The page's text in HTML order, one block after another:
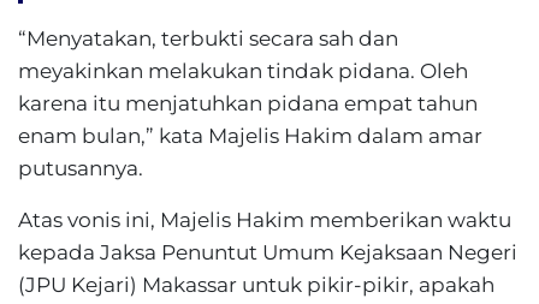
“Menyatakan, terbukti secara sah dan
meyakinkan melakukan tindak pidana. Oleh
karena itu menjatuhkan pidana empat tahun
enam bulan,” kata Majelis Hakim dalam amar
putusannya.
Atas vonis ini, Majelis Hakim memberikan waktu
kepada Jaksa Penuntut Umum Kejaksaan Negeri
(JPU Kejari) Makassar untuk pikir-pikir, apakah